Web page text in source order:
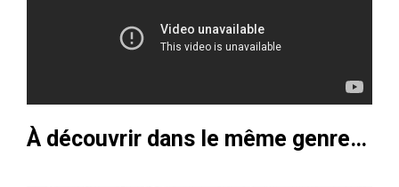
À découvrir dans le même genre…